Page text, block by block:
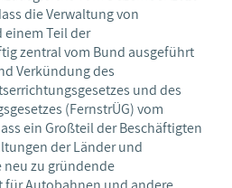
die Verwaltung von
Teil der
zentral vom Bund ausgeführt
Verkündung des
und des
(FernstrÜG) vom
ein Großteil der Beschäftigten
der Länder und
zu gründende